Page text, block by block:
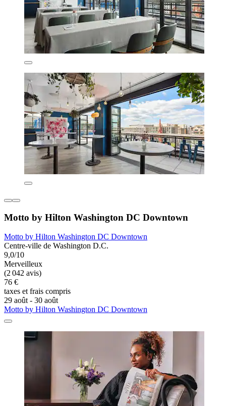
Motto by Hilton Washington DC Downtown
Motto by Hilton Washington DC Downtown
Centre-ville de Washington D.C.
9,0/10
Merveilleux
(2 042 avis)
76 €
taxes et frais compris
29 août - 30 août
Motto by Hilton Washington DC Downtown